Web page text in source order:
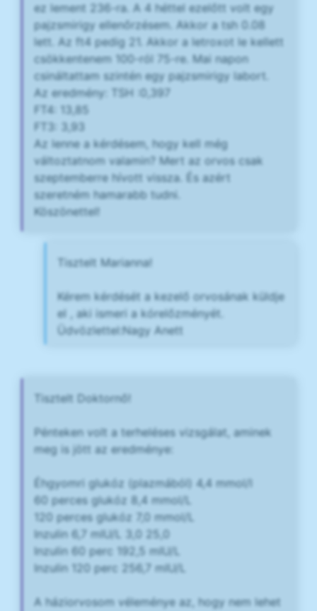
ez lement 236-ra. A 4 héttel ezelőtt volt egy
pajzsmirigy ellenőrzésem. Akkor a tsh 0.08
lett. Az ft4 pedig 21. Akkor a letroxot le kellett
csökkentenem 100-ról 75-re. Mai napon
csináltattam szintén egy pajzsmirigy labort.
Az eredmény: TSH :0,397
FT4: 13,85
FT3: 3,93
Az lenne a kérdésem, hogy kell még
változtatnom valamin? Mert az orvos csak
szeptemberre hívott vissza. És azért
szeretném hamarabb tudni.
Köszönettel!
Tisztelt Marianna!
Kérem kérdését a kezelő orvosának küldje
el , aki ismeri a kórelőzményét.
Üdvözlettel:Nagy Anett
Tisztelt Doktornő!
Pénteken volt a terheléses vizsgálat, aminek
meg is jött az eredménye:
Éhgyomri glukóz (plazmából) 4,4 mmol/l
60 perces glukóz 8,4 mmol/L
120 perces glukóz 7,0 mmol/L
Inzulin 6,7 mIU/L 3,0 25,0
Inzulin 60 perc 192,5 mIU/L
Inzulin 120 perc 256,7 mIU/L
A háziorvosom véleménye az, hogy nem lehet